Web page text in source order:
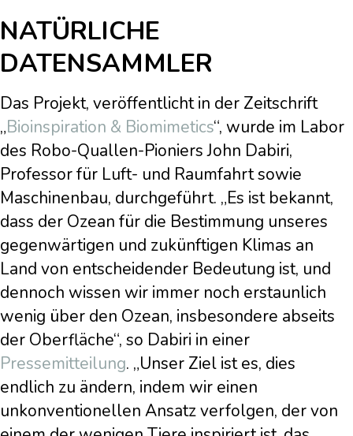
NATÜRLICHE
DATENSAMMLER
Das Projekt, veröffentlicht in der Zeitschrift
„Bioinspiration & Biomimetics“, wurde im Labor
des Robo-Quallen-Pioniers John Dabiri,
Professor für Luft- und Raumfahrt sowie
Maschinenbau, durchgeführt. „Es ist bekannt,
dass der Ozean für die Bestimmung unseres
gegenwärtigen und zukünftigen Klimas an
Land von entscheidender Bedeutung ist, und
dennoch wissen wir immer noch erstaunlich
wenig über den Ozean, insbesondere abseits
der Oberfläche“, so Dabiri in einer
Pressemitteilung. „Unser Ziel ist es, dies
endlich zu ändern, indem wir einen
unkonventionellen Ansatz verfolgen, der von